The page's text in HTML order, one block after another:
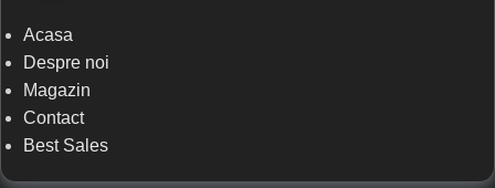
Acasa
Despre noi
Magazin
Contact
Best Sales